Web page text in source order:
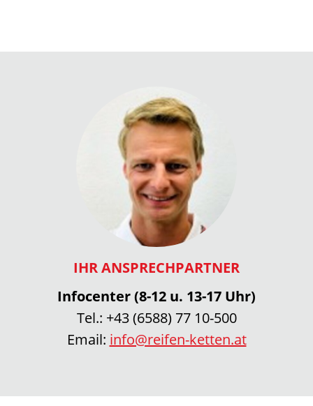
IHR ANSPRECHPARTNER
Infocenter (8-12 u. 13-17 Uhr)
Tel.: +43 (6588) 77 10-500
Email: info@reifen-ketten.at